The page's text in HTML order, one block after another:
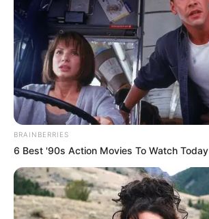
BRAINBERRIES
6 Best '90s Action Movies To Watch Today